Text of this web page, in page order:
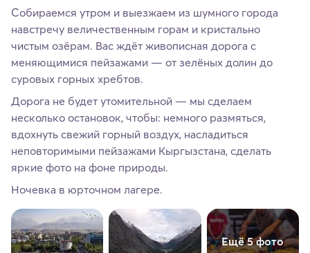
Собираемся утром и выезжаем из шумного города
навстречу величественным горам и кристально
чистым озёрам. Вас ждёт живописная дорога с
меняющимися пейзажами — от зелёных долин до
суровых горных хребтов.
Дорога не будет утомительной — мы сделаем
несколько остановок, чтобы: немного размяться,
вдохнуть свежий горный воздух, насладиться
неповторимыми пейзажами Кыргызстана, сделать
яркие фото на фоне природы.
Ночевка в юрточном лагере.
Ещё 5 фото